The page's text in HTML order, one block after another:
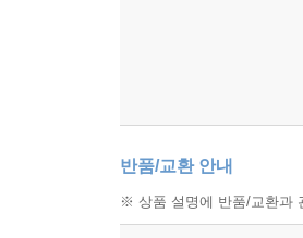
반품/교환 안내
※ 상품 설명에 반품/교환과